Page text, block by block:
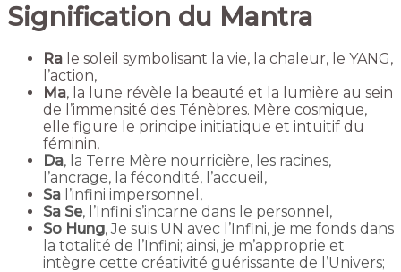
Signification du Mantra
Ra le soleil symbolisant la vie, la chaleur, le YANG,
l’action,
Ma, la lune révèle la beauté et la lumière au sein
de l’immensité des Ténèbres. Mère cosmique,
elle figure le principe initiatique et intuitif du
féminin,
Da, la Terre Mère nourricière, les racines,
l’ancrage, la fécondité, l’accueil,
Sa l’infini impersonnel,
Sa Se, l’Infini s’incarne dans le personnel,
So Hung, Je suis UN avec l’Infini, je me fonds dans
la totalité de l’Infini; ainsi, je m’approprie et
intègre cette créativité guérissante de l’Univers;